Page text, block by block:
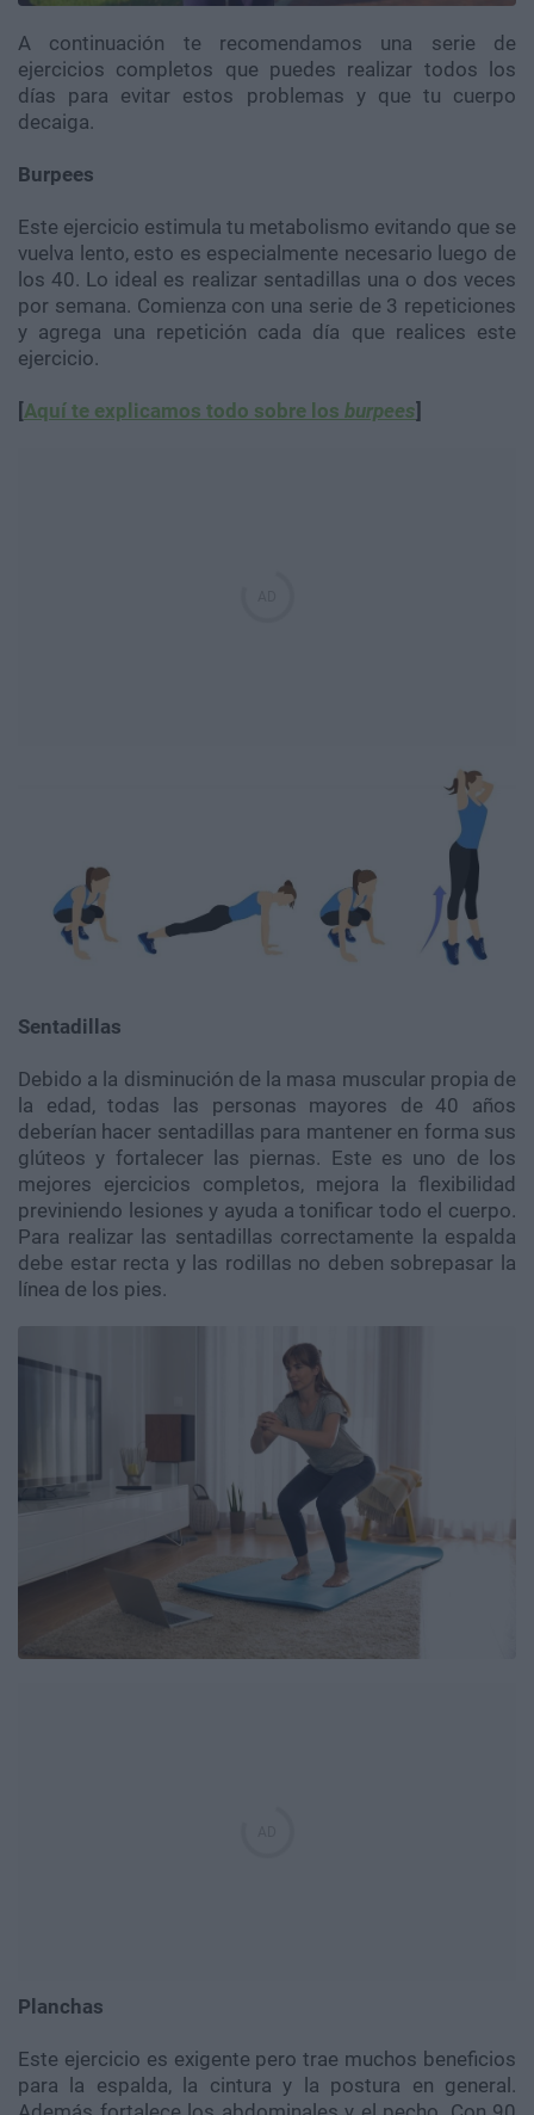
A continuación te recomendamos una serie de
ejercicios completos que puedes realizar todos los
días para evitar estos problemas y que tu cuerpo
decaiga.
Burpees
Este ejercicio estimula tu metabolismo evitando que se
vuelva lento, esto es especialmente necesario luego de
los 40. Lo ideal es realizar sentadillas una o dos veces
por semana. Comienza con una serie de 3 repeticiones
y agrega una repetición cada día que realices este
ejercicio.
[Aquí te explicamos todo sobre los burpees]
Sentadillas
Debido a la disminución de la masa muscular propia de
la edad, todas las personas mayores de 40 años
deberían hacer sentadillas para mantener en forma sus
glúteos y fortalecer las piernas. Este es uno de los
mejores ejercicios completos, mejora la flexibilidad
previniendo lesiones y ayuda a tonificar todo el cuerpo.
Para realizar las sentadillas correctamente la espalda
debe estar recta y las rodillas no deben sobrepasar la
línea de los pies.
Planchas
Este ejercicio es exigente pero trae muchos beneficios
para la espalda, la cintura y la postura en general.